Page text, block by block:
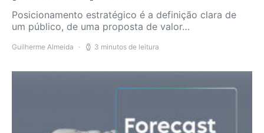
Posicionamento estratégico é a definição clara de
um público, de uma proposta de valor…
Guilherme Almeida 3 minutos de leitura